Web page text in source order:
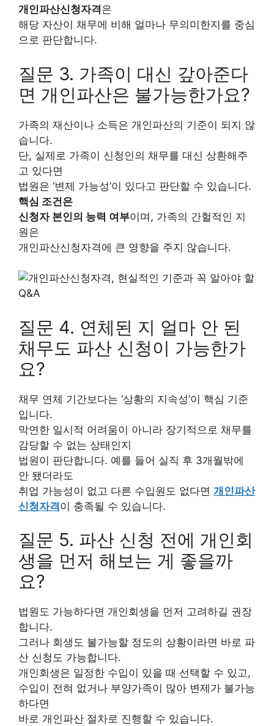
개인파산신청자격은
해당 자산이 채무에 비해 얼마나 무의미한지를 중심
으로 판단합니다.
질문 3. 가족이 대신 갚아준다
면 개인파산은 불가능한가요?
가족의 재산이나 소득은 개인파산의 기준이 되지 않
습니다.
단, 실제로 가족이 신청인의 채무를 대신 상환해주
고 있다면
법원은 ‘변제 가능성’이 있다고 판단할 수 있습니다.
핵심 조건은
신청자 본인의 능력 여부이며, 가족의 간헐적인 지
원은
개인파산신청자격에 큰 영향을 주지 않습니다.
질문 4. 연체된 지 얼마 안 된
채무도 파산 신청이 가능한가
요?
채무 연체 기간보다는 ‘상황의 지속성’이 핵심 기준
입니다.
막연한 일시적 어려움이 아니라 장기적으로 채무를
감당할 수 없는 상태인지
법원이 판단합니다. 예를 들어 실직 후 3개월밖에
안 됐더라도
취업 가능성이 없고 다른 수입원도 없다면 개인파산
신청자격이 충족될 수 있습니다.
질문 5. 파산 신청 전에 개인회
생을 먼저 해보는 게 좋을까
요?
법원도 가능하다면 개인회생을 먼저 고려하길 권장
합니다.
그러나 회생도 불가능할 정도의 상황이라면 바로 파
산 신청도 가능합니다.
개인회생은 일정한 수입이 있을 때 선택할 수 있고,
수입이 전혀 없거나 부양가족이 많아 변제가 불가능
하다면
바로 개인파산 절차로 진행할 수 있습니다.